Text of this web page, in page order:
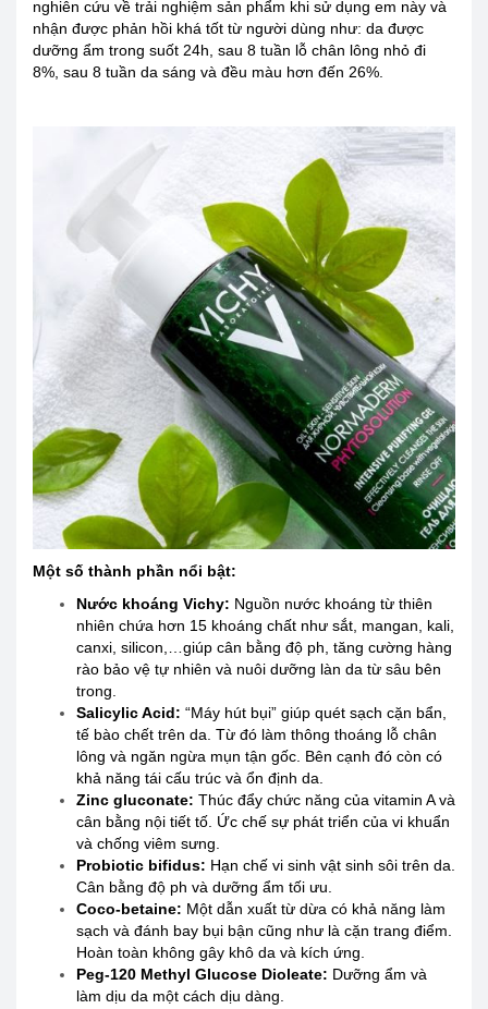
nghiên cứu về trải nghiệm sản phẩm khi sử dụng em này và
nhận được phản hồi khá tốt từ người dùng như: da được
dưỡng ẩm trong suốt 24h, sau 8 tuần lỗ chân lông nhỏ đi
8%, sau 8 tuần da sáng và đều màu hơn đến 26%.
Một số thành phần nổi bật:
Nước khoáng Vichy: Nguồn nước khoáng từ thiên
nhiên chứa hơn 15 khoáng chất như sắt, mangan, kali,
canxi, silicon,…giúp cân bằng độ ph, tăng cường hàng
rào bảo vệ tự nhiên và nuôi dưỡng làn da từ sâu bên
trong.
Salicylic Acid: “Máy hút bụi” giúp quét sạch cặn bẩn,
tế bào chết trên da. Từ đó làm thông thoáng lỗ chân
lông và ngăn ngừa mụn tận gốc. Bên cạnh đó còn có
khả năng tái cấu trúc và ổn định da.
Zinc gluconate: Thúc đẩy chức năng của vitamin A và
cân bằng nội tiết tố. Ức chế sự phát triển của vi khuẩn
và chống viêm sưng.
Probiotic bifidus: Hạn chế vi sinh vật sinh sôi trên da.
Cân bằng độ ph và dưỡng ẩm tối ưu.
Coco-betaine: Một dẫn xuất từ dừa có khả năng làm
sạch và đánh bay bụi bận cũng như là cặn trang điểm.
Hoàn toàn không gây khô da và kích ứng.
Peg-120 Methyl Glucose Dioleate: Dưỡng ẩm và
làm dịu da một cách dịu dàng.